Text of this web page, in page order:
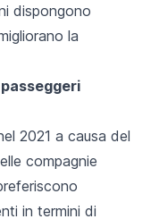
dispongono
la
2021 a causa del
compagnie
in termini di